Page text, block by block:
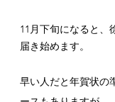
11月下旬になると、
届き始めます。
早い人だと年賀状の